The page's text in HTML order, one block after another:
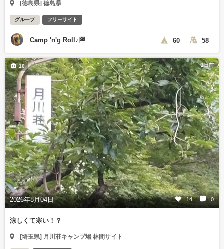
[徳島県] 徳島県
グループ フリーサイト
Camp 'n'g Roll♪🏁 60 58
1日前
2026年8月04日 14 0
10
涼しくて寒い！？
[埼玉県] 月川荘キャンプ場 林間サイト